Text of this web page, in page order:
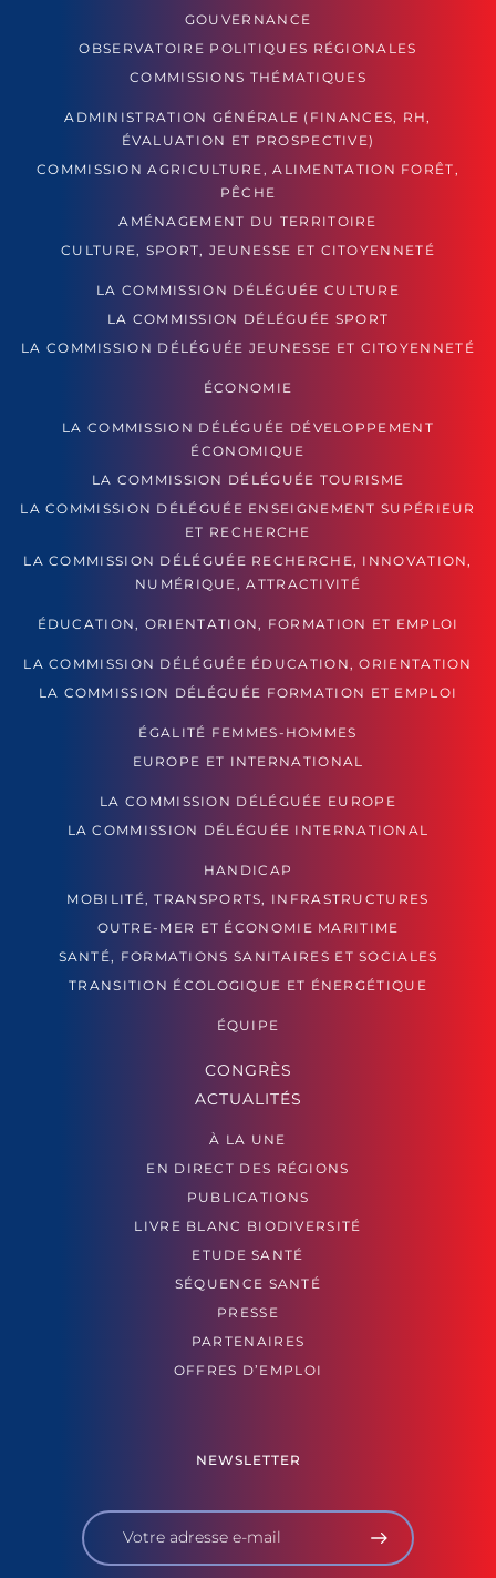
GOUVERNANCE
OBSERVATOIRE POLITIQUES RÉGIONALES
COMMISSIONS THÉMATIQUES
ADMINISTRATION GÉNÉRALE (FINANCES, RH,
ÉVALUATION ET PROSPECTIVE)
COMMISSION AGRICULTURE, ALIMENTATION FORÊT,
PÊCHE
AMÉNAGEMENT DU TERRITOIRE
CULTURE, SPORT, JEUNESSE ET CITOYENNETÉ
LA COMMISSION DÉLÉGUÉE CULTURE
LA COMMISSION DÉLÉGUÉE SPORT
LA COMMISSION DÉLÉGUÉE JEUNESSE ET CITOYENNETÉ
ÉCONOMIE
LA COMMISSION DÉLÉGUÉE DÉVELOPPEMENT
ÉCONOMIQUE
LA COMMISSION DÉLÉGUÉE TOURISME
LA COMMISSION DÉLÉGUÉE ENSEIGNEMENT SUPÉRIEUR
ET RECHERCHE
LA COMMISSION DÉLÉGUÉE RECHERCHE, INNOVATION,
NUMÉRIQUE, ATTRACTIVITÉ
ÉDUCATION, ORIENTATION, FORMATION ET EMPLOI
LA COMMISSION DÉLÉGUÉE ÉDUCATION, ORIENTATION
LA COMMISSION DÉLÉGUÉE FORMATION ET EMPLOI
ÉGALITÉ FEMMES-HOMMES
EUROPE ET INTERNATIONAL
LA COMMISSION DÉLÉGUÉE EUROPE
LA COMMISSION DÉLÉGUÉE INTERNATIONAL
HANDICAP
MOBILITÉ, TRANSPORTS, INFRASTRUCTURES
OUTRE-MER ET ÉCONOMIE MARITIME
SANTÉ, FORMATIONS SANITAIRES ET SOCIALES
TRANSITION ÉCOLOGIQUE ET ÉNERGÉTIQUE
ÉQUIPE
CONGRÈS
ACTUALITÉS
À LA UNE
EN DIRECT DES RÉGIONS
PUBLICATIONS
LIVRE BLANC BIODIVERSITÉ
ETUDE SANTÉ
SÉQUENCE SANTÉ
PRESSE
PARTENAIRES
OFFRES D’EMPLOI
NEWSLETTER